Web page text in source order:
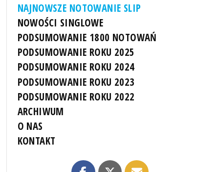
NAJNOWSZE NOTOWANIE SLIP
NOWOŚCI SINGLOWE
PODSUMOWANIE 1800 NOTOWAŃ
PODSUMOWANIE ROKU 2025
PODSUMOWANIE ROKU 2024
PODSUMOWANIE ROKU 2023
PODSUMOWANIE ROKU 2022
ARCHIWUM
O NAS
KONTAKT